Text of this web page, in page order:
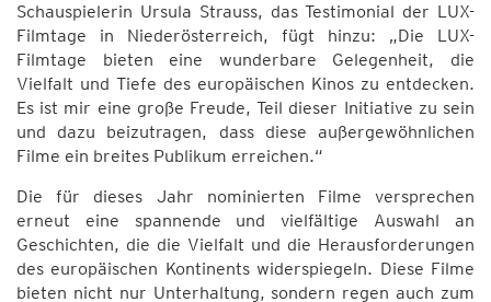
Schauspielerin Ursula Strauss, das Testimonial der LUX-
Filmtage in Niederösterreich, fügt hinzu: „Die LUX-
Filmtage bieten eine wunderbare Gelegenheit, die
Vielfalt und Tiefe des europäischen Kinos zu entdecken.
Es ist mir eine große Freude, Teil dieser Initiative zu sein
und dazu beizutragen, dass diese außergewöhnlichen
Filme ein breites Publikum erreichen.“
Die für dieses Jahr nominierten Filme versprechen
erneut eine spannende und vielfältige Auswahl an
Geschichten, die die Vielfalt und die Herausforderungen
des europäischen Kontinents widerspiegeln. Diese Filme
bieten nicht nur Unterhaltung, sondern regen auch zum